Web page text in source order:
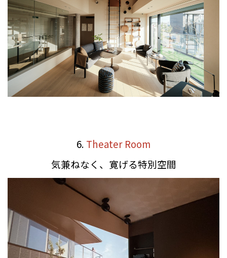
6. Theater Room
気兼ねなく、寛げる特別空間